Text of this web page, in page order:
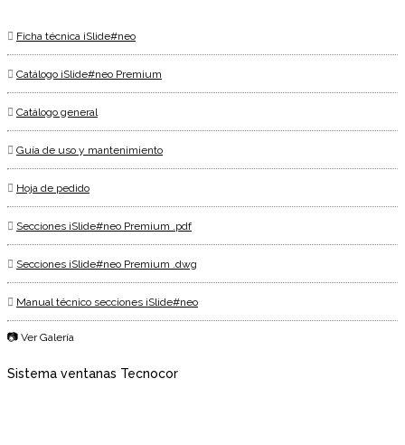
Ficha técnica iSlide#neo
Catálogo iSlide#neo Premium
Catálogo general
Guía de uso y mantenimiento
Hoja de pedido
Secciones iSlide#neo Premium .pdf
Secciones iSlide#neo Premium .dwg
Manual técnico secciones iSlide#neo
📷 Ver Galería
Sistema ventanas Tecnocor